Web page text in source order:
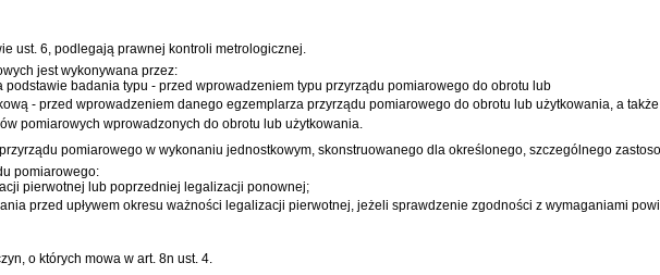
ust. 6, podlegają prawnej kontroli metrologicznej.
jest wykonywana przez:
badania typu - przed wprowadzeniem typu przyrządu pomiarowego do obrotu lub
- przed wprowadzeniem danego egzemplarza przyrządu pomiarowego do obrotu lub użytkowania, a także
pomiarowych wprowadzonych do obrotu lub użytkowania.
pomiarowego w wykonaniu jednostkowym, skonstruowanego dla określonego, szczególnego
pomiarowego:
pierwotnej lub poprzedniej legalizacji ponownej;
przed upływem okresu ważności legalizacji pierwotnej, jeżeli sprawdzenie zgodności z wymaganiami
o których mowa w art. 8n ust. 4.